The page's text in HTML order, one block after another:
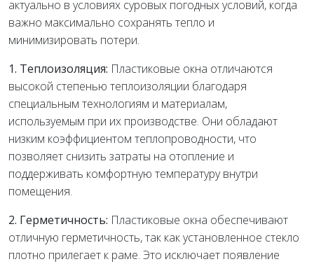
актуально в условиях суровых погодных условий, когда
важно максимально сохранять тепло и
минимизировать потери.
1. Теплоизоляция: Пластиковые окна отличаются
высокой степенью теплоизоляции благодаря
специальным технологиям и материалам,
используемым при их производстве. Они обладают
низким коэффициентом теплопроводности, что
позволяет снизить затраты на отопление и
поддерживать комфортную температуру внутри
помещения.
2. Герметичность: Пластиковые окна обеспечивают
отличную герметичность, так как установленное стекло
плотно прилегает к раме. Это исключает появление